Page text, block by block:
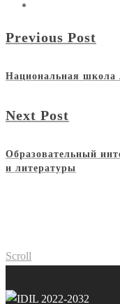
Previous Post
Национальная школа
Next Post
Образовательный
и литературы
Scroll